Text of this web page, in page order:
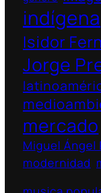
indígena
Isidor
Jorge
mercado
Miguel Ángel
modernidad